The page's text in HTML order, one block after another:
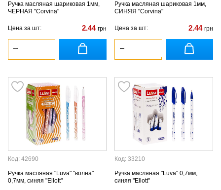
Ручка масляная шариковая 1мм,
ЧЕРНАЯ "Corvina"
Цена за шт: 2.44 грн
Ручка масляная шариковая 1мм,
СИНЯЯ "Corvina"
Цена за шт: 2.44 грн
Код: 42690
Ручка масляная "Luva" "волна"
0,7мм, синяя "Ellott"
Код: 33210
Ручка масляная "Luva" 0,7мм,
синяя "Ellott"